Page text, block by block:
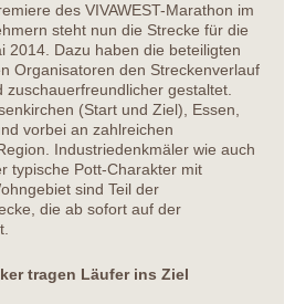
des VIVAWEST-Marathon im
steht nun die Strecke für die
2014. Dazu haben die beteiligten
Organisatoren den Streckenverlauf
zuschauerfreundlicher gestaltet.
(Start und Ziel), Essen,
vorbei an zahlreichen
Industriedenkmäler wie auch
typische Pott-Charakter mit
sind Teil der
die ab sofort auf der
tragen Läufer ins Ziel